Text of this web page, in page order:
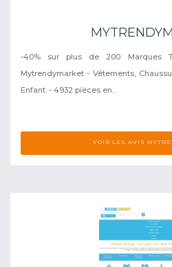
-40% sur plus de 200 Marques
Mytrendymarket - Vêtements,
Enfant. - 4932 pièces en...
VOIR LES AVIS